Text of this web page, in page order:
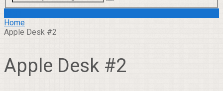
Home
Apple Desk #2
Apple Desk #2